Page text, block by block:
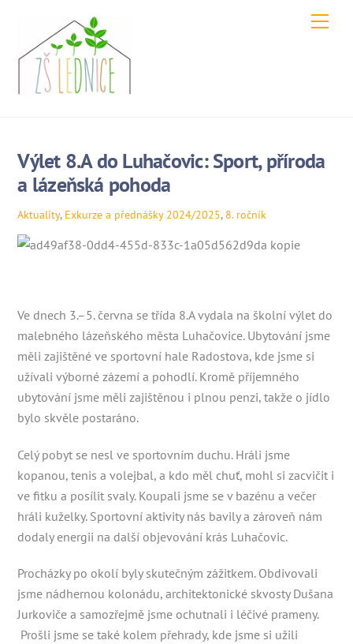
content
Výlet 8.A do Luhačovic: Sport, příroda
a lázeňská pohoda
Aktuality, Exkurze a přednášky 2024/2025, 8. ročník
Ve dnech 3.–5. června se třída 8.A vydala na školní výlet do
malebného lázeňského města Luhačovice. Ubytování jsme
měli zajištěné ve sportovní hale Radostova, kde jsme si
užívali výborné zázemí a pohodlí. Kromě příjemného
ubytování jsme měli zajištěnou i plnou penzi, takže o jídlo
bylo skvěle postaráno.
Celý pobyt se nesl ve sportovním duchu. Hráli jsme
kopanou, tenis a volejbal, a kdo měl chuť, mohl si zacvičit i
ve fitku a posílit svaly. Koupali jsme se v bazénu a večer
hráli kuželky. Sportovní aktivity nás bavily a zároveň nám
dodaly energii na další objevování krás Luhačovic.
Procházky po okolí byly skutečným zážitkem. Obdivovali
jsme nádhernou kolonádu, architektonické skvosty Dušana
Jurkoviče a samozřejmě jsme ochutnali i léčivé prameny.
Prošli jsme se také kolem přehrady, kde jsme si užili